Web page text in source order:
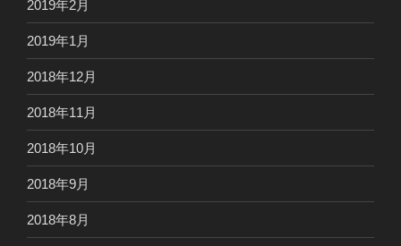
2019年2月
2019年1月
2018年12月
2018年11月
2018年10月
2018年9月
2018年8月